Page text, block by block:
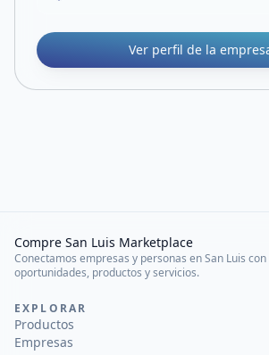
Ver perfil de la
Compre San Luis Marketplace
Conectamos empresas y personas en San Luis con
oportunidades, productos y servicios.
EXPLORAR
Productos
Empresas